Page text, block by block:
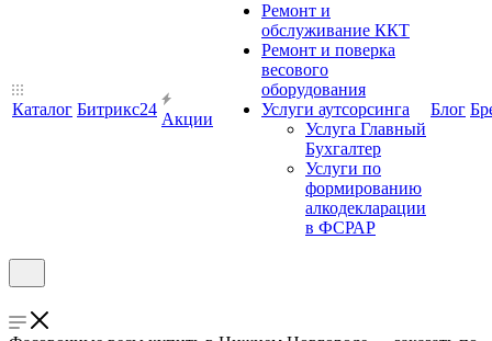
Каталог Битрикс24
Акции
Ремонт и
обслуживание ККТ
Ремонт и поверка
весового
оборудования
Услуги аутсорсинга
Услуга Главный
Бухгалтер
Услуги по
формированию
алкодекларации
в ФСРАР
Блог